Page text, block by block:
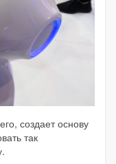
создает основу
так